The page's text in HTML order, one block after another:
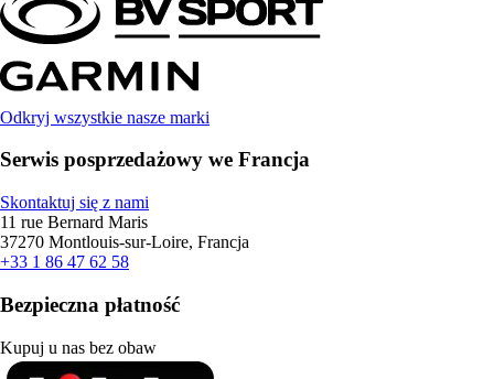
Odkryj wszystkie nasze marki
Serwis posprzedażowy we Francja
Skontaktuj się z nami
11 rue Bernard Maris
37270 Montlouis-sur-Loire, Francja
+33 1 86 47 62 58
Bezpieczna płatność
Kupuj u nas bez obaw